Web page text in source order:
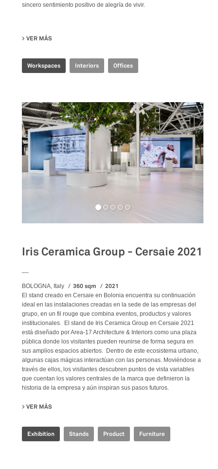
sincero sentimiento positivo de alegría de vivir.
VER MÁS
Workspaces Interiors Offices
Iris Ceramica Group - Cersaie 2021
BOLOGNA, Italy 360 sqm 2021
El stand creado en Cersaie en Bolonia encuentra su continuación
ideal en las instalaciones creadas en la sede de las empresas del
grupo, en un fil rouge que combina eventos, productos y valores
institucionales. El stand de Iris Ceramica Group en Cersaie 2021
está diseñado por Area-17 Architecture & Interiors como una plaza
pública donde los visitantes pueden reunirse de forma segura en
sus amplios espacios abiertos. Dentro de este ecosistema urbano,
algunas cajas mágicas interactúan con las personas. Moviéndose a
través de ellos, los visitantes descubren puntos de vista variables
que cuentan los valores centrales de la marca que definieron la
historia de la empresa y aún inspiran sus pasos futuros.
VER MÁS
Exhibition Stands Product Furniture